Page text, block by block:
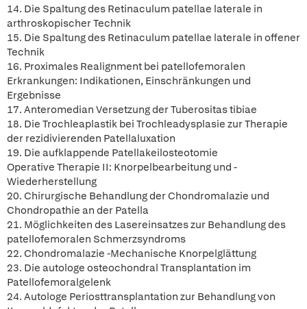
14. Die Spaltung des Retinaculum patellae laterale in
arthroskopischer Technik
15. Die Spaltung des Retinaculum patellae laterale in offener
Technik
16. Proximales Realignment bei patellofemoralen
Erkrankungen: Indikationen, Einschränkungen und
Ergebnisse
17. Anteromedian Versetzung der Tuberositas tibiae
18. Die Trochleaplastik bei Trochleadysplasie zur Therapie
der rezidivierenden Patellaluxation
19. Die aufklappende Patellakeilosteotomie
Operative Therapie II: Knorpelbearbeitung und -
Wiederherstellung
20. Chirurgische Behandlung der Chondromalazie und
Chondropathie an der Patella
21. Möglichkeiten des Lasereinsatzes zur Behandlung des
patellofemoralen Schmerzsyndroms
22. Chondromalazie -Mechanische Knorpelglättung
23. Die autologe osteochondral Transplantation im
Patellofemoralgelenk
24. Autologe Periosttransplantation zur Behandlung von